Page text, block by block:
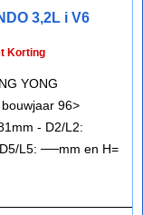
3,2L i V6
Korting
YONG
96>
- D2/L2:
L5: ──mm en H=